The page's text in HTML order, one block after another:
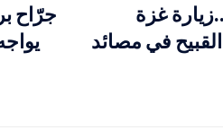
غزة
في مصائد
جرّاح